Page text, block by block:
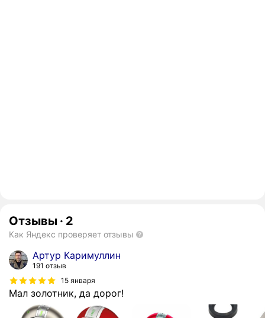
Отзывы · 2
Как Яндекс проверяет отзывы
Артур Каримуллин
191 отзыв
15 января
Мал золотник, да дорог!